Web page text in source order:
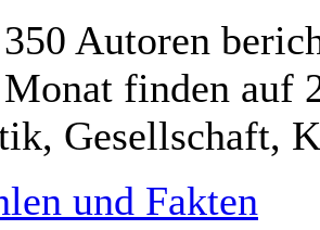
Autoren
finden auf
Gesellschaft,
und Fakten